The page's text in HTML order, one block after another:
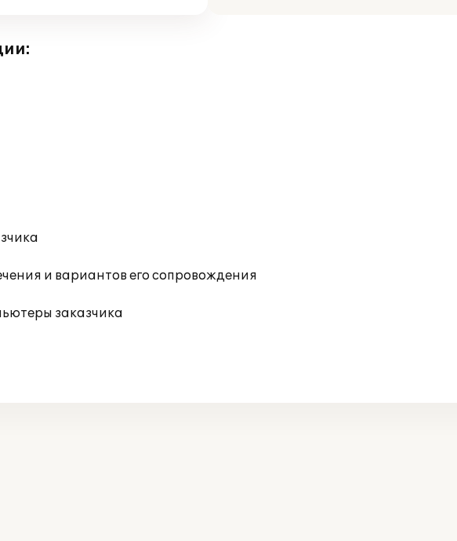
и вариантов его сопровождения
заказчика